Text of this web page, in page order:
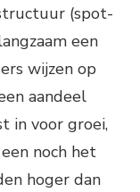
(spot-
een
wijzen op
aandeel
in voor groei,
noch het
hoger dan